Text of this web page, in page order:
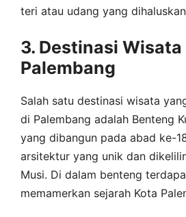
teri atau udang yang
3. Destinasi Wisata
Palembang
Salah satu destinasi wisata
di Palembang adalah Benteng
yang dibangun pada abad ke-
arsitektur yang unik dan
Musi. Di dalam benteng
memamerkan sejarah Kota